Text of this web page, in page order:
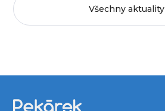
Všechny aktuality